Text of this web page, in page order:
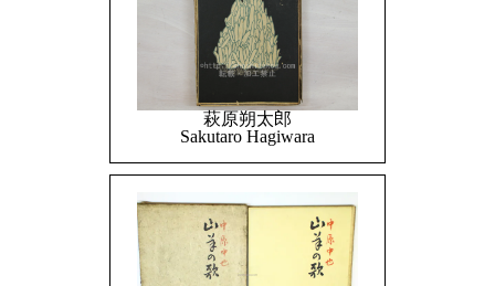
萩原朔太郎
Sakutaro Hagiwara